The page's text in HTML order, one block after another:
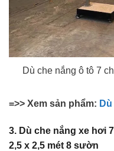
Dù che nắng ô tô 7
=>> Xem sản phẩm:
3. Dù che nắng xe hơi
2,5 x 2,5 mét 8 sườn